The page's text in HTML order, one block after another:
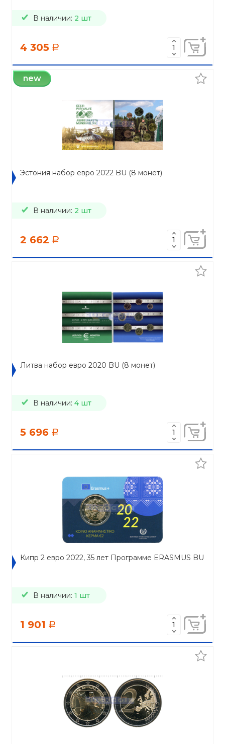
В наличии: 2 шт
4 305 a
new
Эстония набор евро 2022 BU (8 монет)
В наличии: 2 шт
2 662 a
Литва набор евро 2020 BU (8 монет)
В наличии: 4 шт
5 696 a
Кипр 2 евро 2022, 35 лет Программе ERASMUS BU
В наличии: 1 шт
1 901 a